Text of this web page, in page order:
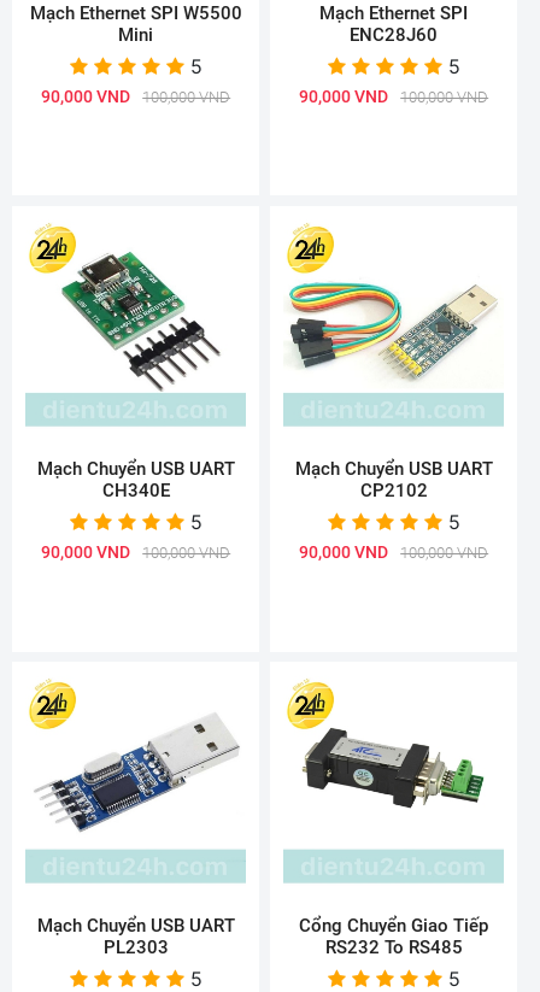
Mạch Ethernet SPI W5500
Mini
5
90,000 VND 100,000 VND
Mạch Ethernet SPI
ENC28J60
5
90,000 VND 100,000 VND
Mạch Chuyển USB UART
CH340E
5
90,000 VND 100,000 VND
Mạch Chuyển USB UART
CP2102
5
90,000 VND 100,000 VND
Mạch Chuyển USB UART
PL2303
5
Cổng Chuyển Giao Tiếp
RS232 To RS485
5